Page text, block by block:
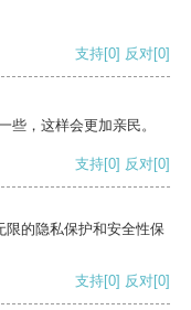
支持[0] 反对[0]
些，这样会更加亲民。
支持[0] 反对[0]
限的隐私保护和安全性保
支持[0] 反对[0]